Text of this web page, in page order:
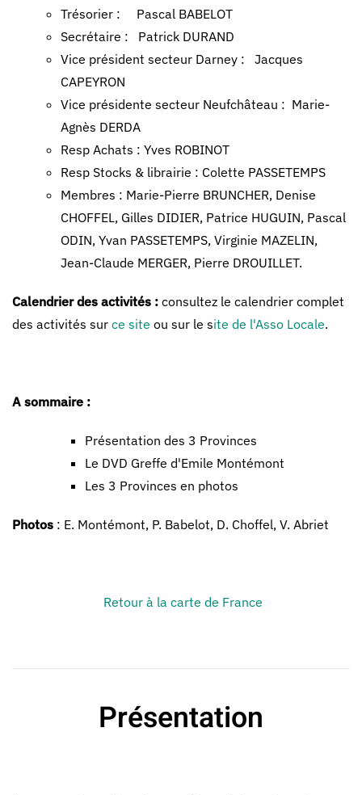
Trésorier : Pascal BABELOT
Secrétaire : Patrick DURAND
Vice président secteur Darney : Jacques
CAPEYRON
Vice présidente secteur Neufchâteau : Marie-
Agnès DERDA
Resp Achats : Yves ROBINOT
Resp Stocks & librairie : Colette PASSETEMPS
Membres : Marie-Pierre BRUNCHER, Denise
CHOFFEL, Gilles DIDIER, Patrice HUGUIN, Pascal
ODIN, Yvan PASSETEMPS, Virginie MAZELIN,
Jean-Claude MERGER, Pierre DROUILLET.
Calendrier des activités : consultez le calendrier complet
des activités sur ce site ou sur le site de l'Asso Locale.
A sommaire :
Présentation des 3 Provinces
Le DVD Greffe d'Emile Montémont
Les 3 Provinces en photos
Photos : E. Montémont, P. Babelot, D. Choffel, V. Abriet
Retour à la carte de France
Présentation